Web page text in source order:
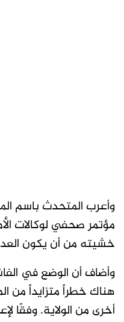
وأعرب المتحدث باسم
مؤتمر صحفي لوكالات
خشيته من أن يكون
وأضاف أن الوضع في
هناك خطراً متزايداً من
أخرى من الولاية. وفقًا